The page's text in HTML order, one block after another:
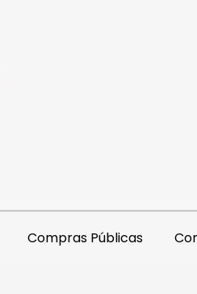
Compras Públicas